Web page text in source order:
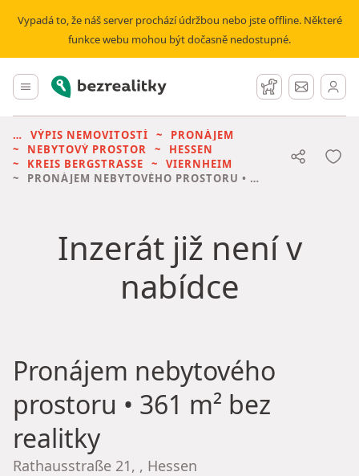
Vypadá to, že náš server prochází údržbou nebo jste offline. Některé
funkce webu mohou být dočasně nedostupné.
Hlavní menu
Bezrealitky Hlídací pes
Zprávy
VÝPIS NEMOVITOSTÍ
PRONÁJEM
NEBYTOVÝ PROSTOR
HESSEN
KREIS BERGSTRASSE
VIERNHEIM
PRONÁJEM NEBYTOVÉHO PROSTORU • 361 M² BEZ REALITKY
Inzerát již není v
nabídce
Pronájem nebytového
prostoru • 361 m² bez
realitky
Rathausstraße 21, , Hessen